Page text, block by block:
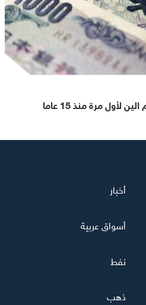
لأول مرة منذ 15 عاما
أخبار
أسواق عربية
نفط
ذهب